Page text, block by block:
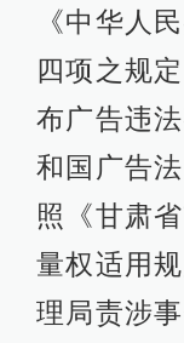
《中华人
四项之规
布广告违
和国广告
照《甘肃
量权适用
理局责涉